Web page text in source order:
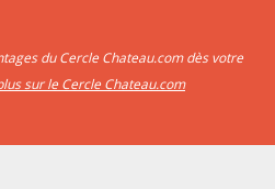
du Cercle Chateau.com dès votre
sur le Cercle Chateau.com